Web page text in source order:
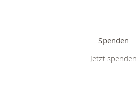
Spenden
Jetzt spenden